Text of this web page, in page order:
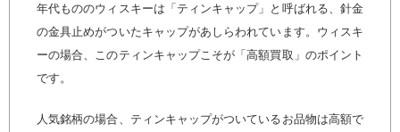
年代もののウィスキーは「ティンキャップ」と呼ばれる、針金
の金具止めがついたキャップがあしらわれています。ウィスキ
ーの場合、このティンキャップこそが「高額買取」のポイント
です。
人気銘柄の場合、ティンキャップがついているお品物は高額で